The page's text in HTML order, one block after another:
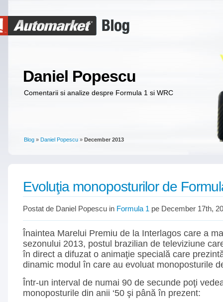
Daniel Popescu
Comentarii si analize despre Formula 1 si WRC
Blog » Daniel Popescu » December 2013
Evoluţia monoposturilor de
Postat de Daniel Popescu in Formula 1 pe December 17th,
Înaintea Marelui Premiu de la Interlagos care a
sezonului 2013, postul brazilian de televiziune
în direct a difuzat o animaţie specială care
dinamic modul în care au evoluat monoposturile
Într-un interval de numai 90 de secunde poţi
monoposturile din anii ‘50 şi până în prezent: